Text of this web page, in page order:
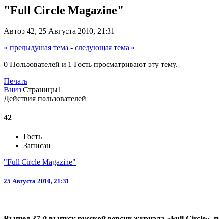
"Full Circle Magazine"
Автор 42, 25 Августа 2010, 21:31
« предыдущая тема - следующая тема »
0 Пользователей и 1 Гость просматривают эту тему.
Печать
Вниз Страницы1
Действия пользователей
42
Гость
Записан
"Full Circle Magazine"
25 Августа 2010, 21:31